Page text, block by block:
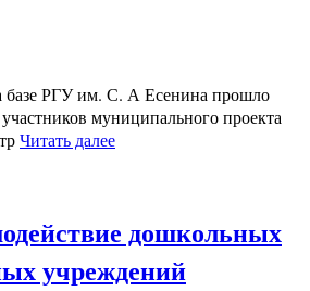
базе РГУ им. С. А Есенина прошло
муниципального проекта
Читать далее
дошкольных
учреждений